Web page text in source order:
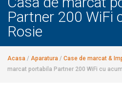
Partner 200 WiFi
Rosie
Acasa / Aparatura / Case de marcat &
marcat portabila Partner 200 WiFi cu